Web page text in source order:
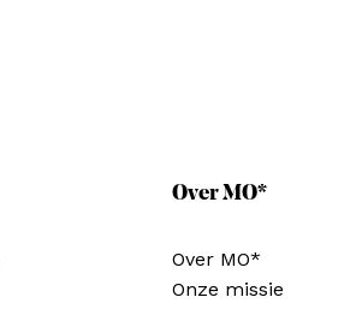
Over MO*
Over MO*
Onze missie